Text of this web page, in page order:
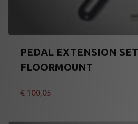
PEDAL EXTENSION SET
FLOORMOUNT
€ 100,05